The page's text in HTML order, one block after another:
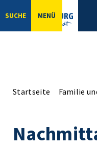
SUCHE MENÜ
Startseite Familie